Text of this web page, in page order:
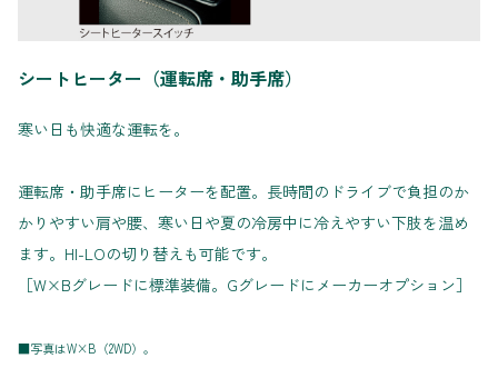
シートヒーター（運転席・助手席）
寒い日も快適な運転を。
運転席・助手席にヒーターを配置。長時間のドライブで負担のか
かりやすい肩や腰、寒い日や夏の冷房中に冷えやすい下肢を温め
ます。HI-LOの切り替えも可能です。
［W×Bグレードに標準装備。Gグレードにメーカーオプション］
■写真はW×B（2WD）。